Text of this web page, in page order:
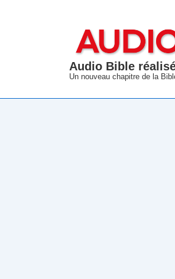
Audio Bible
Un nouveau chapitre de la